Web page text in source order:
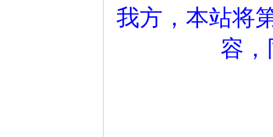
我方，本站将
容